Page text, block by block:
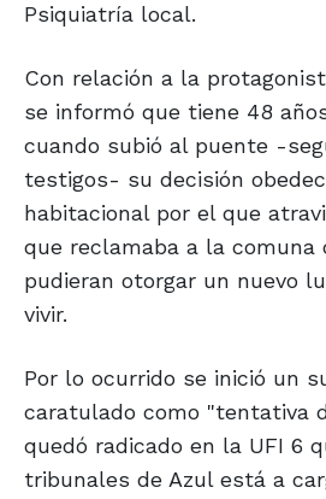
Psiquiatría local.
Con relación a la
se informó que tiene 48
cuando subió al puente -
testigos- su decisión
habitacional por el que
que reclamaba a la comuna
pudieran otorgar un nuevo
vivir.
Por lo ocurrido se inició un
caratulado como "tentativa
quedó radicado en la UFI 6
tribunales de Azul está a